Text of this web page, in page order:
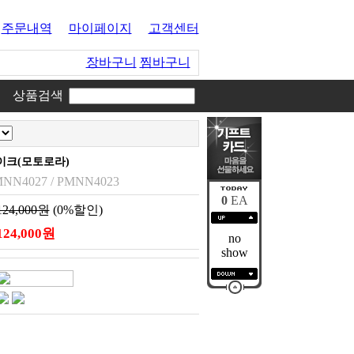
0EA
no
show
주문내역 마이페이지 고객센터
장바구니 찜바구니
상품검색
크(모토로라)
/ PMNN4023
원(0%할인)
원